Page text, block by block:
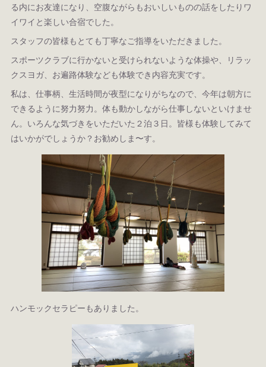
る内にお友達になり、空腹ながらもおいしいものの話をしたりワ
イワイと楽しい合宿でした。
スタッフの皆様もとても丁寧なご指導をいただきました。
スポーツクラブに行かないと受けられないような体操や、リラッ
クスヨガ、お遍路体験なども体験でき内容充実です。
私は、仕事柄、生活時間が夜型になりがちなので、今年は朝方に
できるように努力努力。体も動かしながら仕事しないといけませ
ん。いろんな気づきをいただいた２泊３日。皆様も体験してみて
はいかがでしょうか？お勧めしま〜す。
ハンモックセラピーもありました。